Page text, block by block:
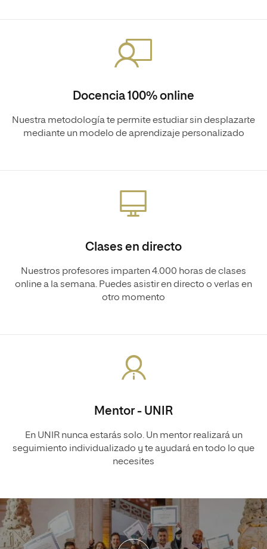
Docencia 100% online
Nuestra metodología te permite estudiar sin desplazarte
mediante un modelo de aprendizaje personalizado
Clases en directo
Nuestros profesores imparten 4.000 horas de clases
online a la semana. Puedes asistir en directo o verlas en
otro momento
Mentor - UNIR
En UNIR nunca estarás solo. Un mentor realizará un
seguimiento individualizado y te ayudará en todo lo que
necesites